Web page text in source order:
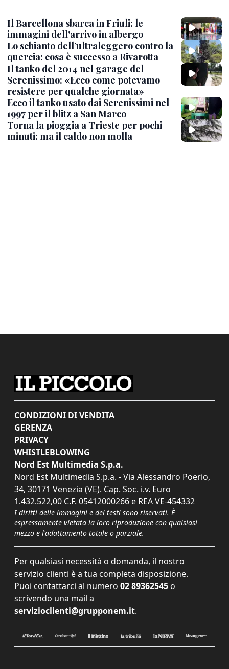
Il Barcellona sbarca in Friuli: le
immagini dell'arrivo in albergo
Lo schianto dell’ultraleggero contro la
quercia: cosa è successo a Rivarotta
Il tanko del 2014 nel garage del
Serenissimo: «Ecco come potevamo
resistere per qualche giornata»
Ecco il tanko usato dai Serenissimi nel
1997 per il blitz a San Marco
Torna la pioggia a Trieste per pochi
minuti: ma il caldo non molla
CONDIZIONI DI VENDITA
GERENZA
PRIVACY
WHISTLEBLOWING
Nord Est Multimedia S.p.a.
Nord Est Multimedia S.p.a. - Via Alessandro Poerio,
34, 30171 Venezia (VE). Cap. Soc. i.v. Euro
1.432.522,00 C.F. 05412000266 e REA VE-454332
I diritti delle immagini e dei testi sono riservati. È
espressamente vietata la loro riproduzione con qualsiasi
mezzo e l'adattamento totale o parziale.
Per qualsiasi necessità o domanda, il nostro
servizio clienti è a tua completa disposizione.
Puoi contattarci al numero 02 89362545 o
scrivendo una mail a
servizioclienti@grupponem.it.